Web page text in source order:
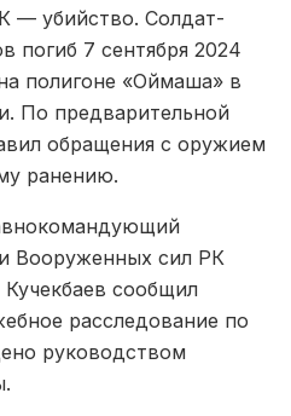
— убийство. Солдат-
погиб 7 сентября 2024
полигоне «Оймаша» в
По предварительной
обращения с оружием
ранению.
Вооруженных сил РК
сообщил
расследование по
руководством